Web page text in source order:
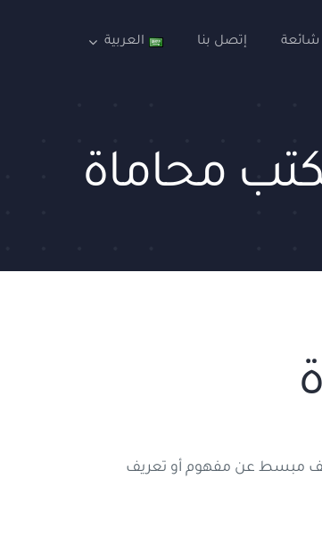
شائعة إتصل بنا العربية
محاماة
مبسط عن مفهوم أو تعريف